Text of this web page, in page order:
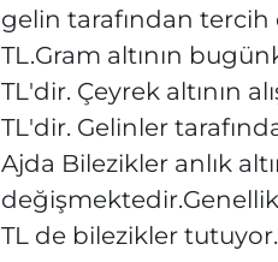
gelin tarafından tercih
TL.Gram altının
TL'dir. Çeyrek altının
TL'dir. Gelinler
Ajda Bilezikler anlık
TL de bilezikler tutuyor.